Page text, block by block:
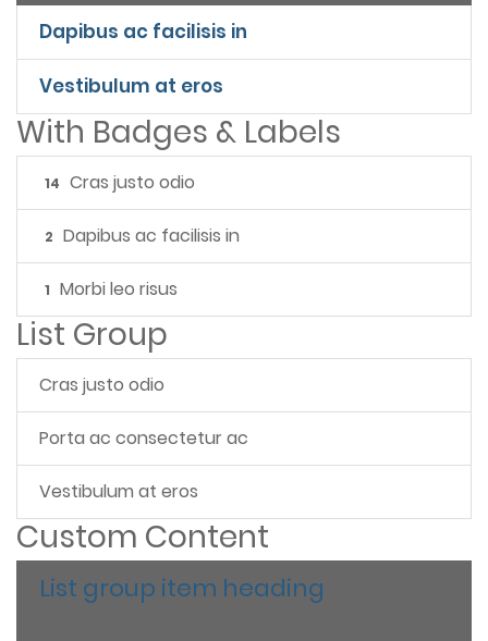
Dapibus ac facilisis in
Vestibulum at eros
With Badges & Labels
14 Cras justo odio
2 Dapibus ac facilisis in
1 Morbi leo risus
List Group
Cras justo odio
Porta ac consectetur ac
Vestibulum at eros
Custom Content
List group item heading